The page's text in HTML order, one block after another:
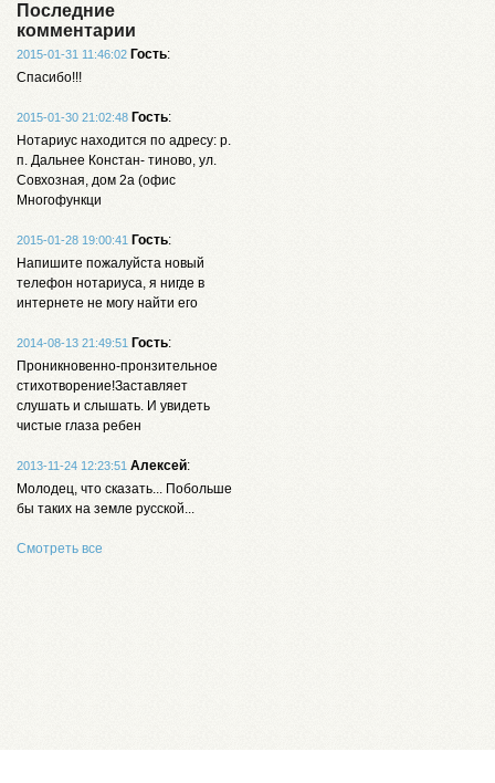
Последние
комментарии
2015-01-31 11:46:02 Гость:
Спасибо!!!
2015-01-30 21:02:48 Гость:
Нотариус находится по адресу: р.
п. Дальнее Констан- тиново, ул.
Совхозная, дом 2а (офис
Многофункци
2015-01-28 19:00:41 Гость:
Напишите пожалуйста новый
телефон нотариуса, я нигде в
интернете не могу найти его
2014-08-13 21:49:51 Гость:
Проникновенно-пронзительное
стихотворение!Заставляет
слушать и слышать. И увидеть
чистые глаза ребен
2013-11-24 12:23:51 Алексей:
Молодец, что сказать... Побольше
бы таких на земле русской...
Смотреть все